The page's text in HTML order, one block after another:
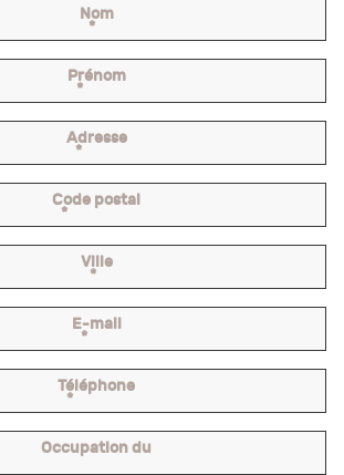
Nom
*
Prénom
*
Adresse
*
Code postal
*
Ville
*
E-mail
*
Téléphone
*
Occupation du